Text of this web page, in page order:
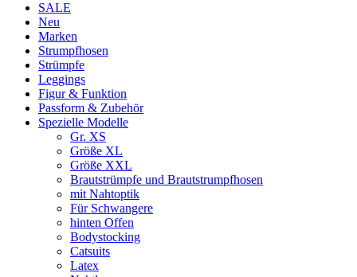
SALE
Neu
Marken
Strumpfhosen
Strümpfe
Leggings
Figur & Funktion
Passform & Zubehör
Spezielle Modelle
Gr. XS
Größe XL
Größe XXL
Brautstrümpfe und Brautstrumpfhosen
mit Nahtoptik
Für Schwangere
hinten Offen
Bodystocking
Catsuits
Latex